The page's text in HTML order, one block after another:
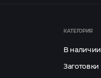
КАТЕГОРИЯ
В наличии
Заготовки